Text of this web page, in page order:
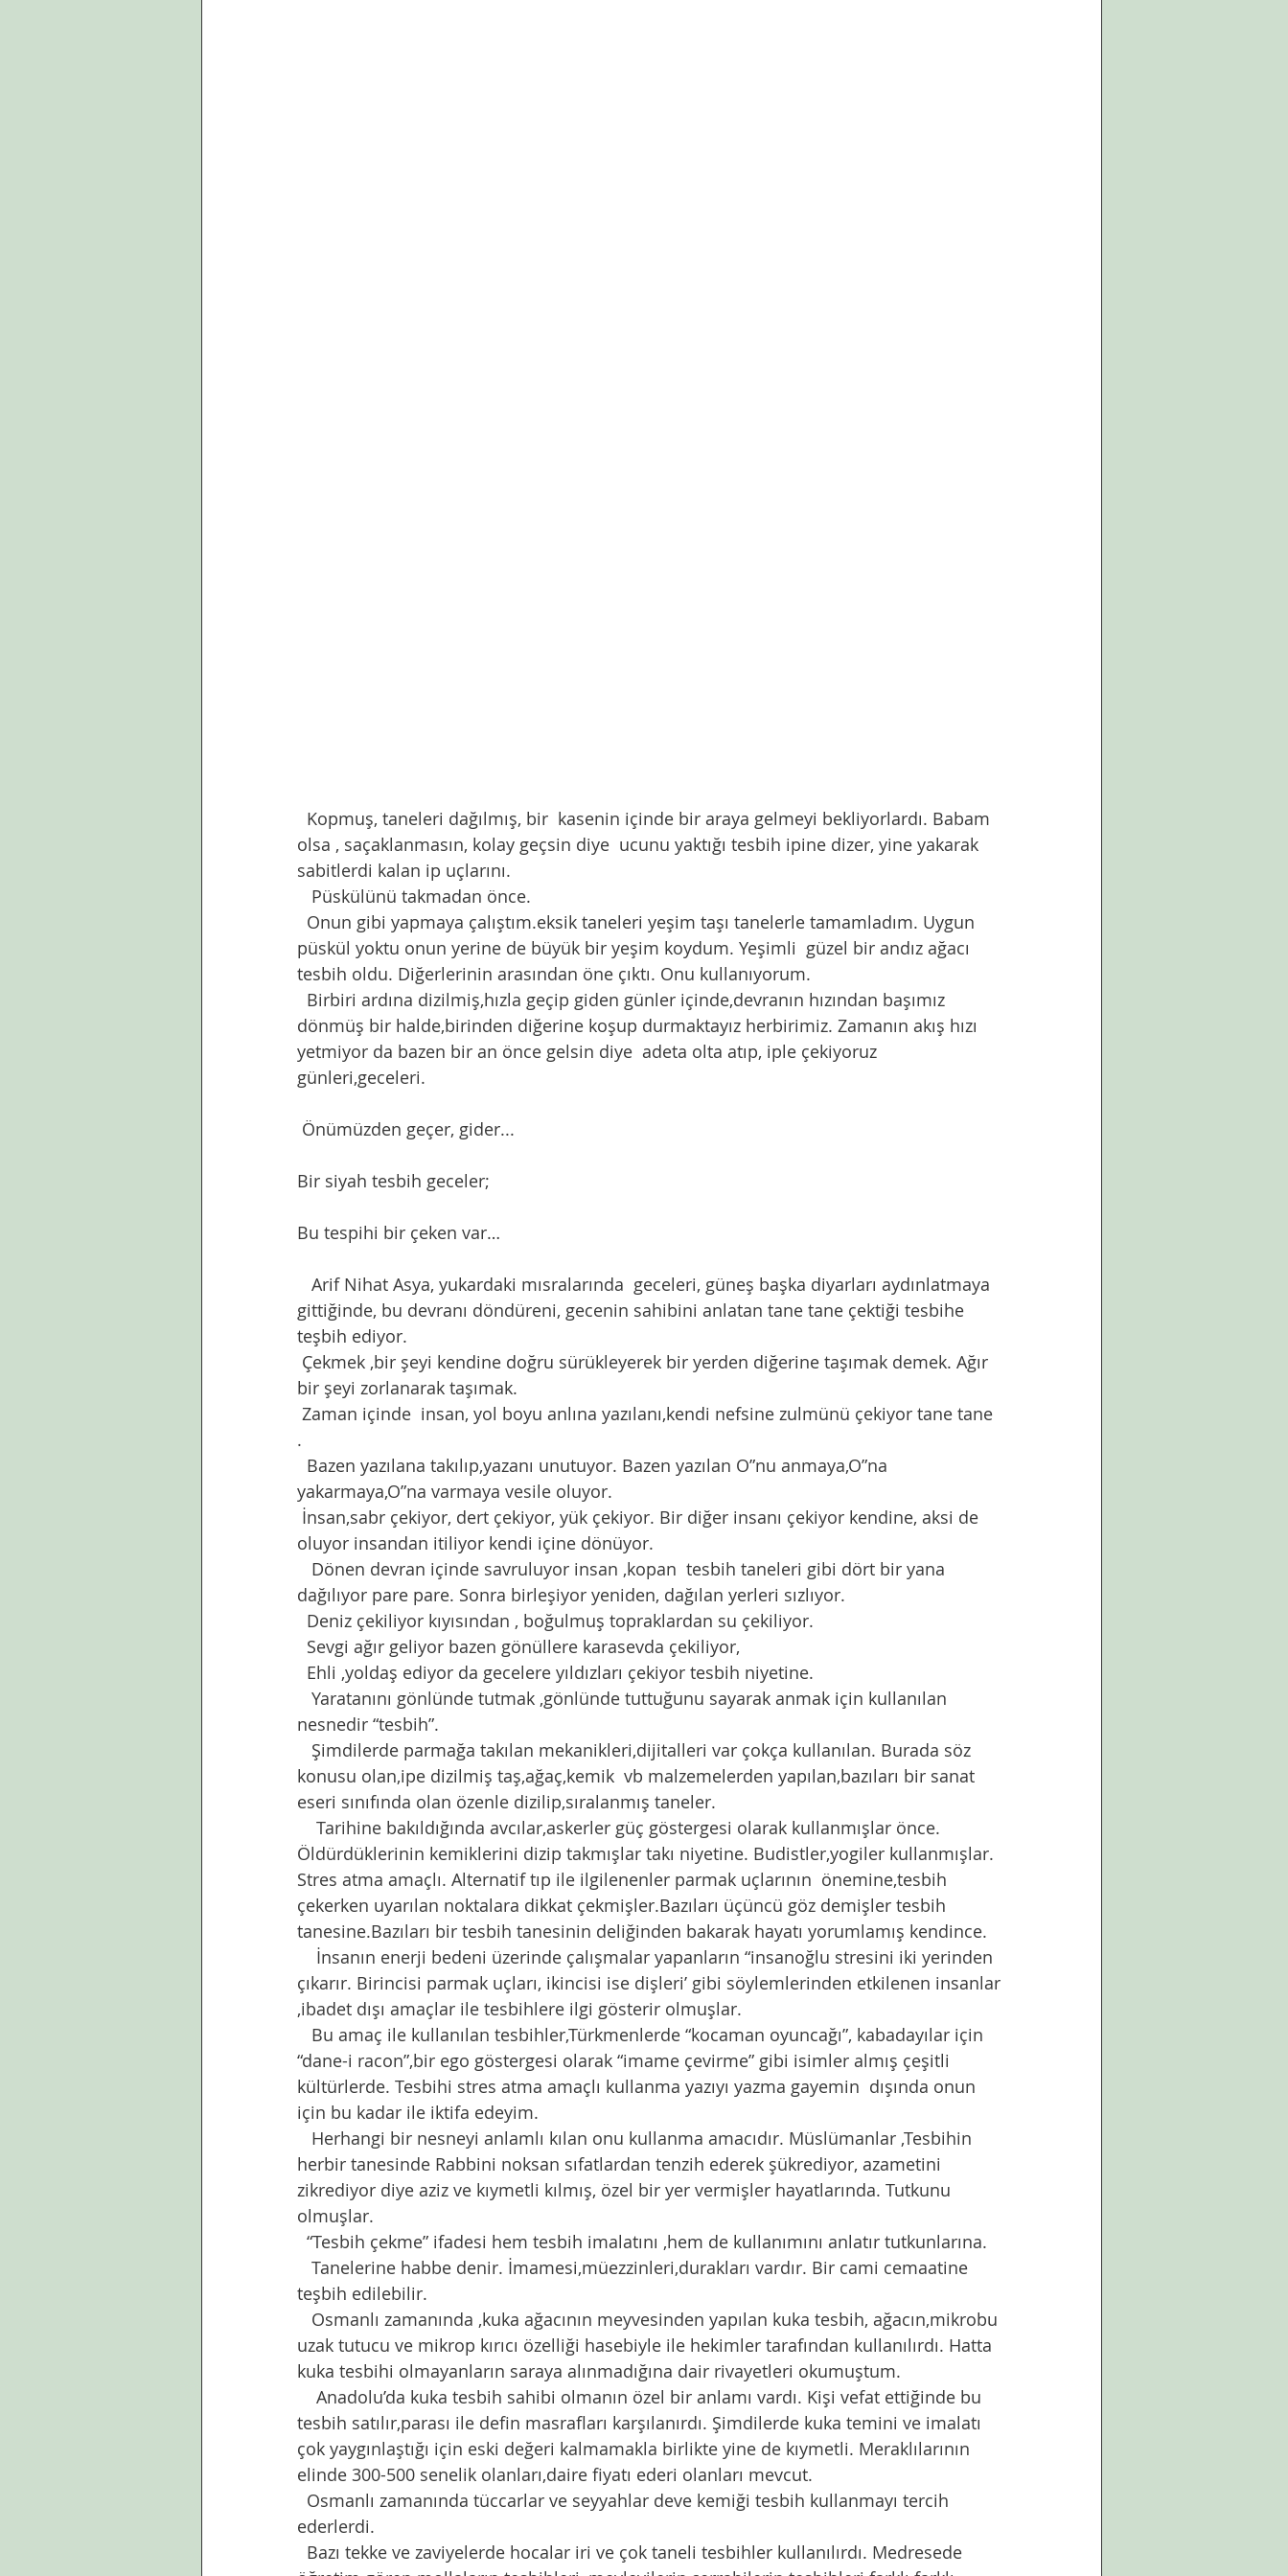
olsa , saçaklanmasın, kolay geçsin diye  ucunu yaktığı tesbih ipine dizer, yine yakarak
sabitlerdi kalan ip uçlarını.
   Püskülünü takmadan önce.
püskül yoktu onun yerine de büyük bir yeşim koydum. Yeşimli  güzel bir andız ağacı
tesbih oldu. Diğerlerinin arasından öne çıktı. Onu kullanıyorum.
Birbiri ardına dizilmiş,hızla geçip giden günler içinde,devranın hızından başımız
dönmüş bir halde,birinden diğerine koşup durmaktayız herbirimiz. Zamanın akış hızı
yetmiyor da bazen bir an önce gelsin diye  adeta olta atıp, iple çekiyoruz
günleri,geceleri.
Önümüzden geçer, gider...
Bir siyah tesbih geceler;
Bu tespihi bir çeken var…
Arif Nihat Asya, yukardaki mısralarında  geceleri, güneş başka diyarları aydınlatmaya
gittiğinde, bu devranı döndüreni, gecenin sahibini anlatan tane tane çektiği tesbihe
teşbih ediyor.
Çekmek ,bir şeyi kendine doğru sürükleyerek bir yerden diğerine taşımak demek. Ağır
bir şeyi zorlanarak taşımak.
Zaman içinde  insan, yol boyu anlına yazılanı,kendi nefsine zulmünü çekiyor tane tane
.
Bazen yazılana takılıp,yazanı unutuyor. Bazen yazılan O”nu anmaya,O”na
yakarmaya,O”na varmaya vesile oluyor.
İnsan,sabr çekiyor, dert çekiyor, yük çekiyor. Bir diğer insanı çekiyor kendine, aksi de
oluyor insandan itiliyor kendi içine dönüyor.
Dönen devran içinde savruluyor insan ,kopan  tesbih taneleri gibi dört bir yana
dağılıyor pare pare. Sonra birleşiyor yeniden, dağılan yerleri sızlıyor.
Deniz çekiliyor kıyısından , boğulmuş topraklardan su çekiliyor.
Sevgi ağır geliyor bazen gönüllere karasevda çekiliyor,
Ehli ,yoldaş ediyor da gecelere yıldızları çekiyor tesbih niyetine.
Yaratanını gönlünde tutmak ,gönlünde tuttuğunu sayarak anmak için kullanılan
nesnedir “tesbih”.
Şimdilerde parmağa takılan mekanikleri,dijitalleri var çokça kullanılan. Burada söz
konusu olan,ipe dizilmiş taş,ağaç,kemik  vb malzemelerden yapılan,bazıları bir sanat
eseri sınıfında olan özenle dizilip,sıralanmış taneler.
Tarihine bakıldığında avcılar,askerler güç göstergesi olarak kullanmışlar önce.
Öldürdüklerinin kemiklerini dizip takmışlar takı niyetine. Budistler,yogiler kullanmışlar.
Stres atma amaçlı. Alternatif tıp ile ilgilenenler parmak uçlarının  önemine,tesbih
çekerken uyarılan noktalara dikkat çekmişler.Bazıları üçüncü göz demişler tesbih
tanesine.Bazıları bir tesbih tanesinin deliğinden bakarak hayatı yorumlamış kendince.
İnsanın enerji bedeni üzerinde çalışmalar yapanların “insanoğlu stresini iki yerinden
çıkarır. Birincisi parmak uçları, ikincisi ise dişleri’ gibi söylemlerinden etkilenen insanlar
,ibadet dışı amaçlar ile tesbihlere ilgi gösterir olmuşlar.
Bu amaç ile kullanılan tesbihler,Türkmenlerde “kocaman oyuncağı”, kabadayılar için
“dane-i racon”,bir ego göstergesi olarak “imame çevirme” gibi isimler almış çeşitli
kültürlerde. Tesbihi stres atma amaçlı kullanma yazıyı yazma gayemin  dışında onun
için bu kadar ile iktifa edeyim.
Herhangi bir nesneyi anlamlı kılan onu kullanma amacıdır. Müslümanlar ,Tesbihin
herbir tanesinde Rabbini noksan sıfatlardan tenzih ederek şükrediyor, azametini
zikrediyor diye aziz ve kıymetli kılmış, özel bir yer vermişler hayatlarında. Tutkunu
olmuşlar.
“Tesbih çekme” ifadesi hem tesbih imalatını ,hem de kullanımını anlatır tutkunlarına.
Tanelerine habbe denir. İmamesi,müezzinleri,durakları vardır. Bir cami cemaatine
teşbih edilebilir.
Osmanlı zamanında ,kuka ağacının meyvesinden yapılan kuka tesbih, ağacın,mikrobu
uzak tutucu ve mikrop kırıcı özelliği hasebiyle ile hekimler tarafından kullanılırdı. Hatta
kuka tesbihi olmayanların saraya alınmadığına dair rivayetleri okumuştum.
Anadolu’da kuka tesbih sahibi olmanın özel bir anlamı vardı. Kişi vefat ettiğinde bu
tesbih satılır,parası ile defin masrafları karşılanırdı. Şimdilerde kuka temini ve imalatı
çok yaygınlaştığı için eski değeri kalmamakla birlikte yine de kıymetli. Meraklılarının
elinde 300-500 senelik olanları,daire fiyatı ederi olanları mevcut.
Osmanlı zamanında tüccarlar ve seyyahlar deve kemiği tesbih kullanmayı tercih
ederlerdi.
Bazı tekke ve zaviyelerde hocalar iri ve çok taneli tesbihler kullanılırdı. Medresede